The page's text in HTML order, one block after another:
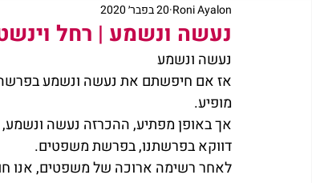
נעשה ונשמע | רחל
Roni Ayalon 20 בפבר׳ 2020
נעשה ונשמע
אז אם חיפשתם את נעשה ונשמע
מופיע.
אך באופן מפתיע, ההכרזה נעשה ונשמע,
דווקא בפרשתנו, בפרשת משפטים.
לאחר רשימה ארוכה של משפטים, אנו